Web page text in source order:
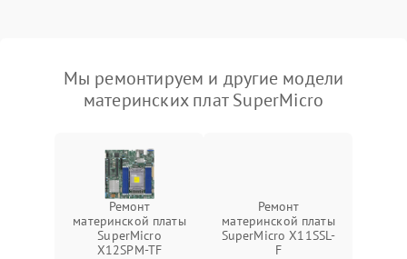
Мы ремонтируем и другие модели
материнских плат SuperMicro
Ремонт
материнской платы
SuperMicro
X12SPM-TF
Ремонт
материнской платы
SuperMicro X11SSL-
F